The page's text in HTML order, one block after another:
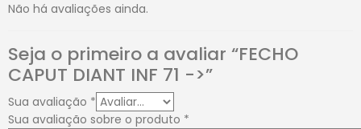
Não há avaliações ainda.
Seja o primeiro a avaliar “FECHO
CAPUT DIANT INF 71 ->”
Sua avaliação *
Sua avaliação sobre o produto *